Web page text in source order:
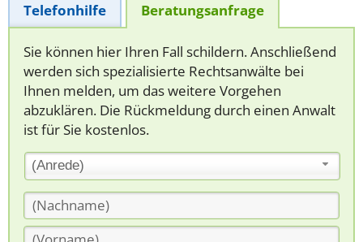
Telefonhilfe Beratungsanfrage
Sie können hier Ihren Fall schildern. Anschließend
werden sich spezialisierte Rechtsanwälte bei
Ihnen melden, um das weitere Vorgehen
abzuklären. Die Rückmeldung durch einen Anwalt
ist für Sie kostenlos.
(Anrede)